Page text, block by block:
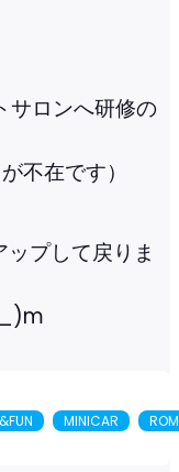
サロンへ研修の
不在です）
プして戻りま
MINICAR